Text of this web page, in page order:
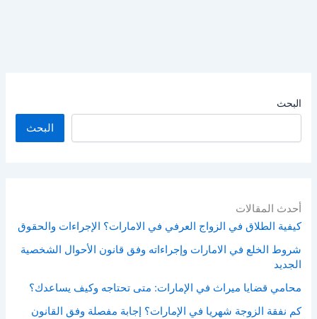
البحث
البحث
أحدث المقالات
كيفية الطلاق في الزواج العرفي في الامارات؟ الإجراءات والحقوق
شروط الخلع في الامارات وإجراءاته وفق قانون الأحوال الشخصية
الجديد
محامي قضايا ميراث في الإمارات: متى تحتاجه وكيف يساعدك؟
كم نفقة الزوجة شهريا في الإمارات؟ إجابة مفصلة وفق القانون